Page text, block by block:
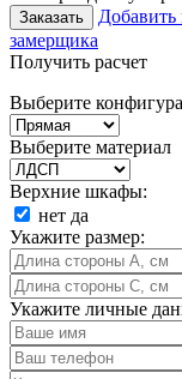
Заказать Добавить
замерщика
Получить расчет
Выберите
Выберите материал
Верхние шкафы:
нет да
Укажите размер:
Укажите личные